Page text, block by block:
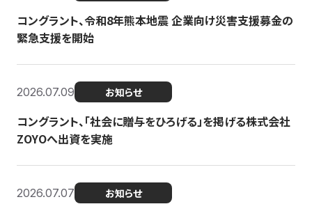
コングラント、令和8年熊本地震 企業向け災害支援募金の
緊急支援を開始
2026.07.09 お知らせ
コングラント、「社会に贈与をひろげる」を掲げる株式会社
ZOYOへ出資を実施
2026.07.07 お知らせ